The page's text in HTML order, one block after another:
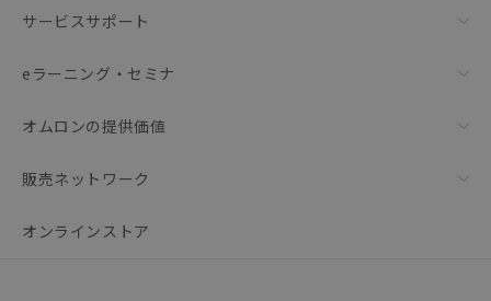
サービスサポート
eラーニング・セミナ
オムロンの提供価値
販売ネットワーク
オンラインストア